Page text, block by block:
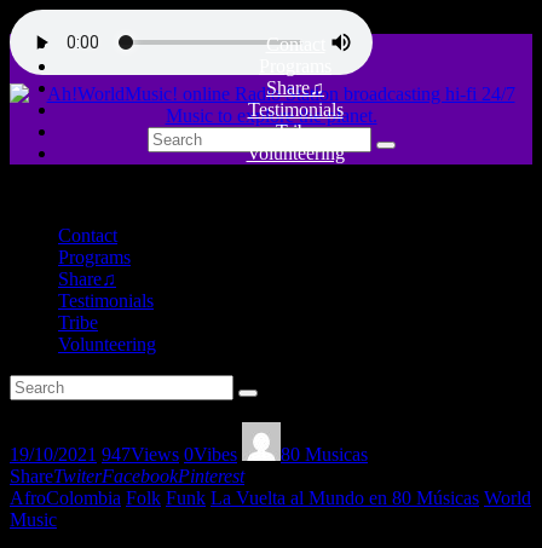
Contact
Share♫
Testimonials
Tribe
Volunteering
Contact
Programs
Share♫
Testimonials
Tribe
Volunteering
19/10/2021 947Views 0Vibes
80 Musicas
ShareTwiterFacebookPinterest
AfroColombia Folk Funk La Vuelta al Mundo en 80 Músicas World
Music